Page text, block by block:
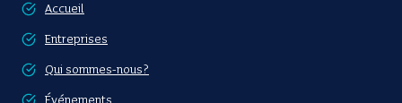
Accueil
Entreprises
Qui sommes-nous?